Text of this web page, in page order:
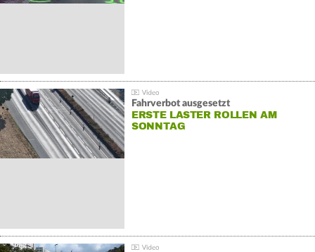
Fahrverbot ausgesetzt
ERSTE LASTER ROLLEN AM
SONNTAG